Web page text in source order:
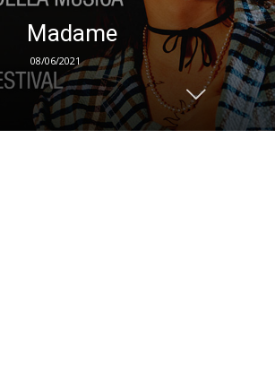
Madame
08/06/2021